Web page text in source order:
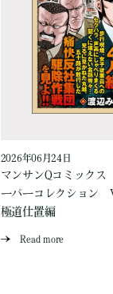
2026年06月24日
マンサンQコミック
ーパーコレクション
極道仕置編
Read more